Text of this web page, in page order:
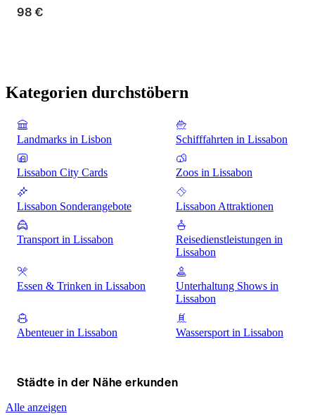
98 €
Kategorien durchstöbern
Landmarks in Lisbon Schifffahrten in Lissabon
Lissabon City Cards Zoos in Lissabon
Lissabon Sonderangebote Lissabon Attraktionen
Transport in Lissabon
Reisedienstleistungen in
Lissabon
Essen & Trinken in Lissabon
Unterhaltung Shows in
Lissabon
Abenteuer in Lissabon Wassersport in Lissabon
Städte in der Nähe erkunden
Alle anzeigen